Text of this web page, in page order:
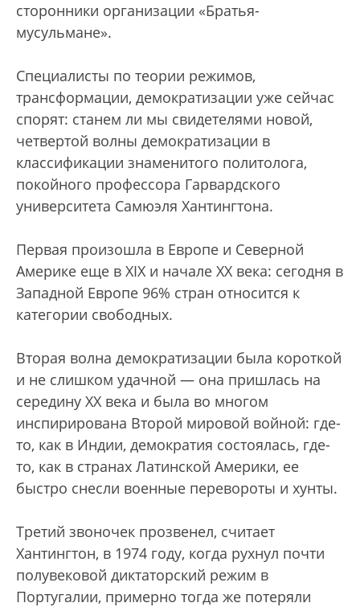
сторонники организации «Братья-
мусульмане».
Специалисты по теории режимов,
трансформации, демократизации уже сейчас
спорят: станем ли мы свидетелями новой,
четвертой волны демократизации в
классификации знаменитого политолога,
покойного профессора Гарвардского
университета Самюэля Хантингтона.
Первая произошла в Европе и Северной
Америке еще в XIX и начале ХХ века: сегодня в
Западной Европе 96% стран относится к
категории свободных.
Вторая волна демократизации была короткой
и не слишком удачной — она пришлась на
середину ХХ века и была во многом
инспирирована Второй мировой войной: где-
то, как в Индии, демократия состоялась, где-
то, как в странах Латинской Америки, ее
быстро снесли военные перевороты и хунты.
Третий звоночек прозвенел, считает
Хантингтон, в 1974 году, когда рухнул почти
полувековой диктаторский режим в
Португалии, примерно тогда же потеряли